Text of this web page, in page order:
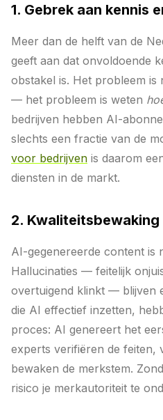
1. Gebrek aan kennis
Meer dan de helft van de
geeft aan dat onvoldoende
obstakel is. Het probleem is
— het probleem is weten
bedrijven hebben AI-
slechts een fractie van de
voor bedrijven is daarom
diensten in de markt.
2.
AI-gegenereerde content is
Hallucinaties — feitelijk
overtuigend klinkt — blijven
die AI effectief inzetten,
proces: AI genereert het
experts verifiëren de feiten,
bewaken de merkstem.
risico je merkautoriteit te